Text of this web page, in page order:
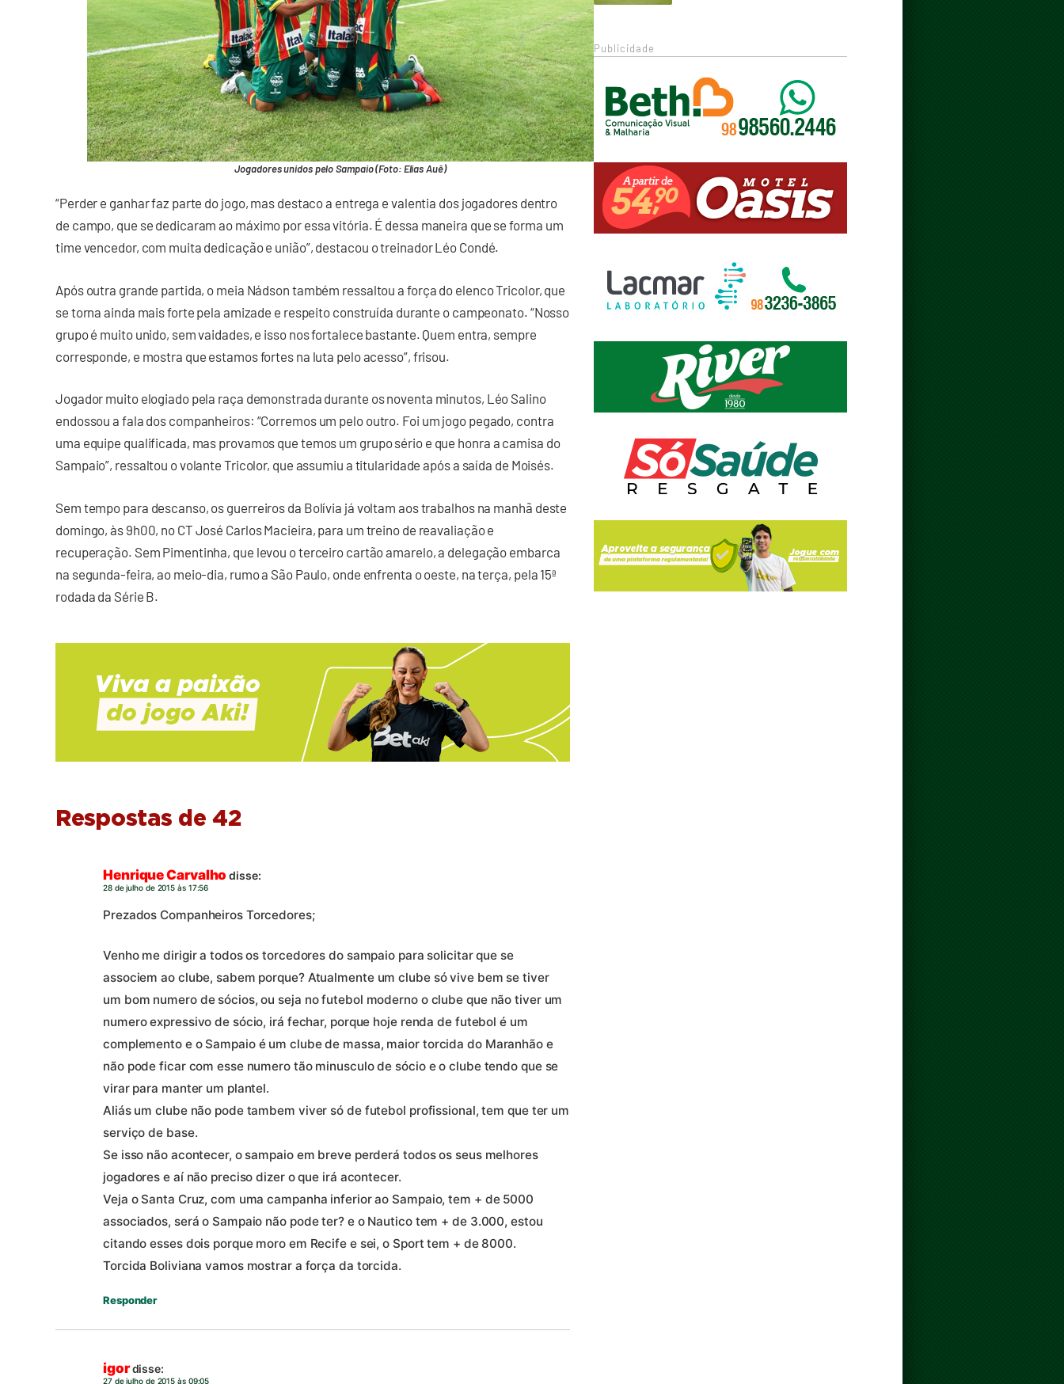
Jogadores unidos pelo Sampaio (Foto: Elias Auê)
“Perder e ganhar faz parte do jogo, mas destaco a entrega e valentia dos jogadores dentro
de campo, que se dedicaram ao máximo por essa vitória. É dessa maneira que se forma um
time vencedor, com muita dedicação e união”, destacou o treinador Léo Condé.
Após outra grande partida, o meia Nádson também ressaltou a força do elenco Tricolor, que
se torna ainda mais forte pela amizade e respeito construída durante o campeonato. “Nosso
grupo é muito unido, sem vaidades, e isso nos fortalece bastante. Quem entra, sempre
corresponde, e mostra que estamos fortes na luta pelo acesso”, frisou.
Jogador muito elogiado pela raça demonstrada durante os noventa minutos, Léo Salino
endossou a fala dos companheiros: “Corremos um pelo outro. Foi um jogo pegado, contra
uma equipe qualificada, mas provamos que temos um grupo sério e que honra a camisa do
Sampaio”, ressaltou o volante Tricolor, que assumiu a titularidade após a saída de Moisés.
Sem tempo para descanso, os guerreiros da Bolívia já voltam aos trabalhos na manhã deste
domingo, às 9h00, no CT José Carlos Macieira, para um treino de reavaliação e
recuperação. Sem Pimentinha, que levou o terceiro cartão amarelo, a delegação embarca
na segunda-feira, ao meio-dia, rumo a São Paulo, onde enfrenta o oeste, na terça, pela 15ª
rodada da Série B.
Respostas de 42
Henrique Carvalho disse:
28 de julho de 2015 às 17:56
Prezados Companheiros Torcedores;
Venho me dirigir a todos os torcedores do sampaio para solicitar que se
associem ao clube, sabem porque? Atualmente um clube só vive bem se tiver
um bom numero de sócios, ou seja no futebol moderno o clube que não tiver um
numero expressivo de sócio, irá fechar, porque hoje renda de futebol é um
complemento e o Sampaio é um clube de massa, maior torcida do Maranhão e
não pode ficar com esse numero tão minusculo de sócio e o clube tendo que se
virar para manter um plantel.
Aliás um clube não pode tambem viver só de futebol profissional, tem que ter um
serviço de base.
Se isso não acontecer, o sampaio em breve perderá todos os seus melhores
jogadores e aí não preciso dizer o que irá acontecer.
Veja o Santa Cruz, com uma campanha inferior ao Sampaio, tem + de 5000
associados, será o Sampaio não pode ter? e o Nautico tem + de 3.000, estou
citando esses dois porque moro em Recife e sei, o Sport tem + de 8000.
Torcida Boliviana vamos mostrar a força da torcida.
Responder
igordisse:
27 de julho de 2015 às 09:05
Publicidade